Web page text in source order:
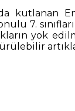
kutlanan
7.
yok